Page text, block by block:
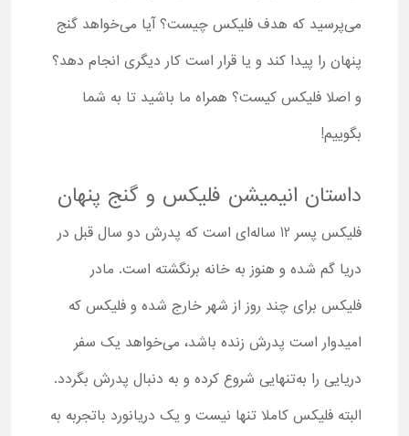
می‌پرسید که هدف فلیکس چیست؟ آیا می‌خواهد گنج
پنهان را پیدا کند و یا قرار است کار دیگری انجام دهد؟
و اصلا فلیکس کیست؟ همراه ما باشید تا به شما
بگوییم!
داستان انیمیشن فلیکس و گنج پنهان
فلیکس پسر 12 ساله‌ای است که پدرش دو سال قبل در
دریا گم شده و هنوز به خانه برنگشته است. مادر
فلیکس برای چند روز از شهر خارج شده و فلیکس که
امیدوار است پدرش زنده باشد، می‌خواهد یک سفر
دریایی را به‌تنهایی شروع کرده و به دنبال پدرش بگردد.
البته فلیکس کاملا تنها نیست و یک دریانورد باتجربه به